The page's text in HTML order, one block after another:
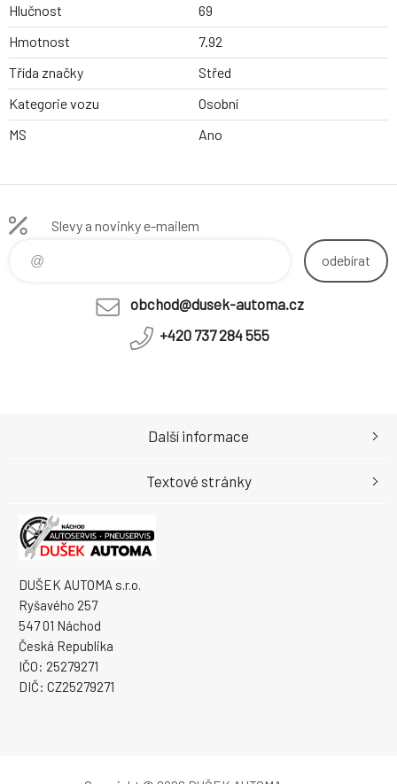
Hlučnost
69
Hmotnost
7.92
Třída značky
Střed
Kategorie vozu
Osobní
MS
Ano
Slevy a novinky e-mailem
odebírat
obchod@dusek-automa.cz
+420 737 284 555
DUŠEK AUTOMA s.r.o.
Ryšavého 257
547 01 Náchod
Česká Republika
IČO: 25279271
DIČ: CZ25279271
Další informace
Textové stránky